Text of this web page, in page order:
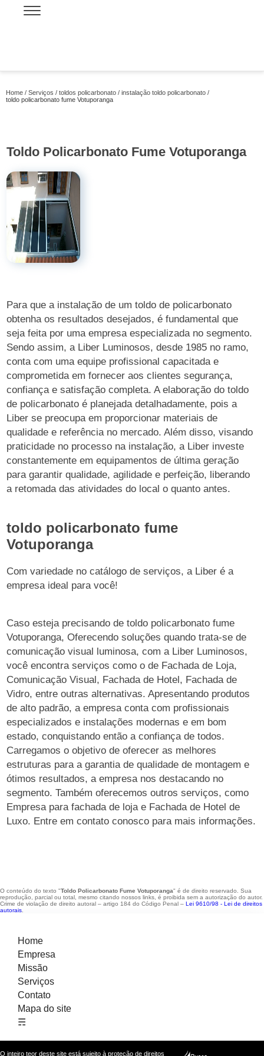
Home Serviços toldos policarbonato
instalação toldo policarbonato
toldo policarbonato fume Votuporanga
Toldo Policarbonato Fume Votuporanga
Para que a instalação de um toldo de policarbonato
obtenha os resultados desejados, é fundamental que
seja feita por uma empresa especializada no segmento.
Sendo assim, a Liber Luminosos, desde 1985 no ramo,
conta com uma equipe profissional capacitada e
comprometida em fornecer aos clientes segurança,
confiança e satisfação completa. A elaboração do toldo
de policarbonato é planejada detalhadamente, pois a
Liber se preocupa em proporcionar materiais de
qualidade e referência no mercado. Além disso, visando
praticidade no processo na instalação, a Liber investe
constantemente em equipamentos de última geração
para garantir qualidade, agilidade e perfeição, liberando
a retomada das atividades do local o quanto antes.
toldo policarbonato fume
Votuporanga
Com variedade no catálogo de serviços, a Liber é a
empresa ideal para você!
Caso esteja precisando de toldo policarbonato fume
Votuporanga, Oferecendo soluções quando trata-se de
comunicação visual luminosa, com a Liber Luminosos,
você encontra serviços como o de Fachada de Loja,
Comunicação Visual, Fachada de Hotel, Fachada de
Vidro, entre outras alternativas. Apresentando produtos
de alto padrão, a empresa conta com profissionais
especializados e instalações modernas e em bom
estado, conquistando então a confiança de todos.
Carregamos o objetivo de oferecer as melhores
estruturas para a garantia de qualidade de montagem e
ótimos resultados, a empresa nos destacando no
segmento. Também oferecemos outros serviços, como
Empresa para fachada de loja e Fachada de Hotel de
Luxo. Entre em contato conosco para mais informações.
O conteúdo do texto "Toldo Policarbonato Fume Votuporanga" é de direito reservado. Sua
reprodução, parcial ou total, mesmo citando nossos links, é proibida sem a autorização do autor.
Crime de violação de direito autoral – artigo 184 do Código Penal – Lei 9610/98 - Lei de direitos
autorais
Home
Empresa
Missão
Serviços
Contato
Mapa do site
☴
O inteiro teor deste site está sujeito à proteção de direitos